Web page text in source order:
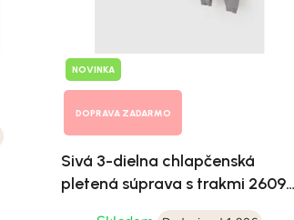
NOVINKA
DOPRAVA ZADARMO
Sivá 3-dielna chlapčenská
pletená súprava s trakmi 2609-